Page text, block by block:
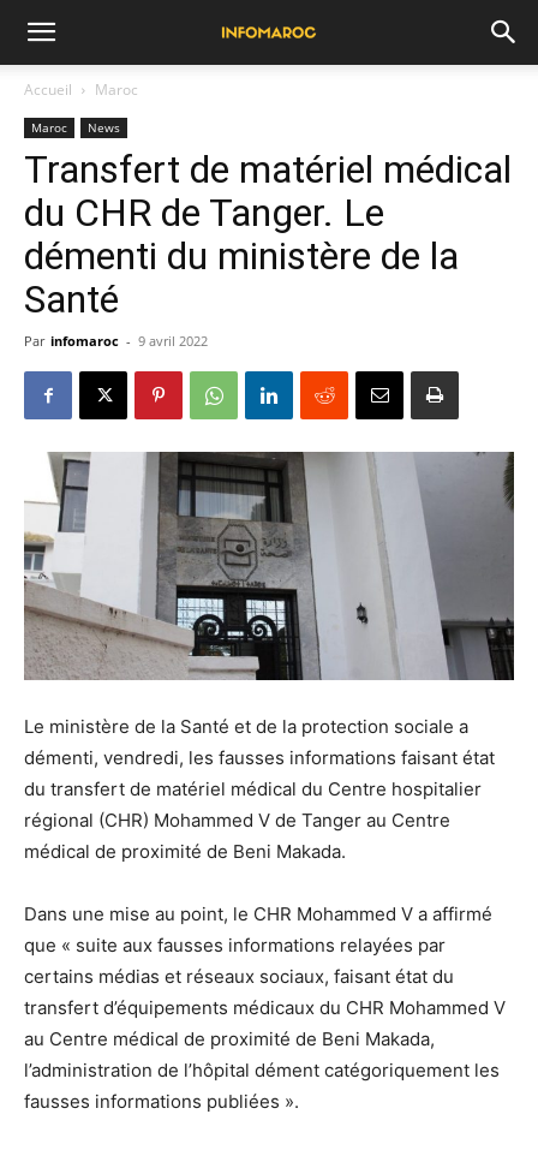
Accueil Maroc
Maroc News
Transfert de matériel médical
du CHR de Tanger. Le
démenti du ministère de la
Santé
Par infomaroc - 9 avril 2022
Le ministère de la Santé et de la protection sociale a
démenti, vendredi, les fausses informations faisant état
du transfert de matériel médical du Centre hospitalier
régional (CHR) Mohammed V de Tanger au Centre
médical de proximité de Beni Makada.
Dans une mise au point, le CHR Mohammed V a affirmé
que « suite aux fausses informations relayées par
certains médias et réseaux sociaux, faisant état du
transfert d’équipements médicaux du CHR Mohammed V
au Centre médical de proximité de Beni Makada,
l’administration de l’hôpital dément catégoriquement les
fausses informations publiées ».